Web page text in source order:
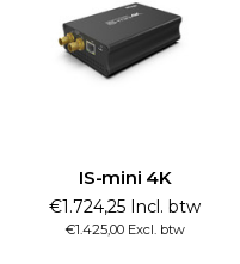
IS-mini 4K
€1.724,25 Incl. btw
€1.425,00 Excl. btw